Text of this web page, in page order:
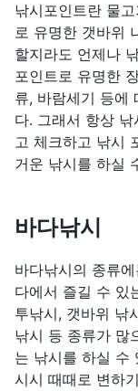
낚시포인트란 물
로 유명한 갯바위
할지라도 언제나
포인트로 유명한
류, 바람세기 등에
다. 그래서 항상
고 체크하고 낚시
거운 낚시를 하실
바다낚시
바다낚시의 종류
다에서 즐길 수 있
투낚시, 갯바위 낚
낚시 등 종류가 많
는 낚시를 하실 수
시시 때때로 변하